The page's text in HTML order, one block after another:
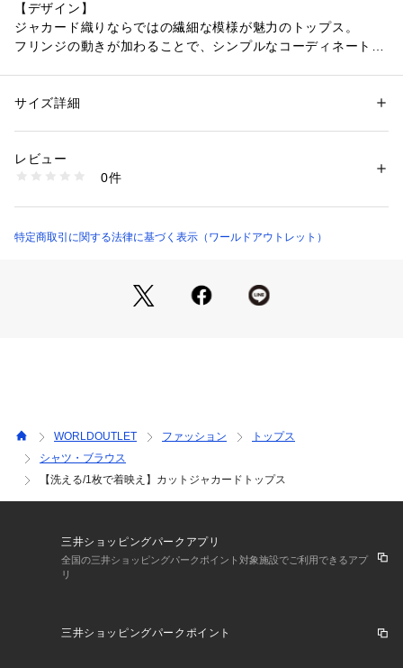
【デザイン】
ジャカード織りならではの繊細な模様が魅力のトップス。
フリンジの動きが加わることで、シンプルなコーディネートに
に着用できます。
季節の変わり目に定番となったシアー素材ですが、この生地は
【着こなしポイント】
若干製品と画像のカラーが異なる場合もございます。
性別：レディース
素材：ポリエステル100％
商品番号：
153-84419 （ショップ）
サイズ詳細
レビュー
0件
特定商取引に関する法律に基づく表示（ワールドアウトレット）
WORLDOUTLET ファッション
トップス
シャツ・ブラウス
【洗える/1枚で着映え】カットジャカードトップス
三井ショッピングパークアプリ
全国の三井ショッピングパークポイント対象施設でご利用できるアプ
リ
三井ショッピングパークポイント